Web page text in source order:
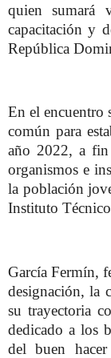
quien sumará
capacitación y
República
En el encuentro
común para
año 2022, a fin
organismos e
la población
Instituto
García Fermín,
designación, la
su trayectoria
dedicado a los
del buen